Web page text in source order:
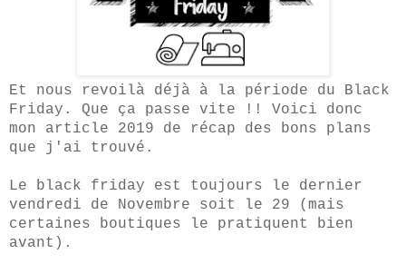
Et nous revoilà déjà à la période du Black
Friday. Que ça passe vite !! Voici donc
mon article 2019 de récap des bons plans
que j'ai trouvé.
Le black friday est toujours le dernier
vendredi de Novembre soit le 29 (mais
certaines boutiques le pratiquent bien
avant).